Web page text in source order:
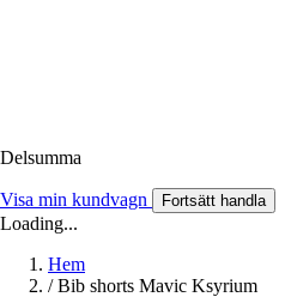
Delsumma
Visa min kundvagn Fortsätt handla
Loading...
Hem
/ Bib shorts Mavic Ksyrium